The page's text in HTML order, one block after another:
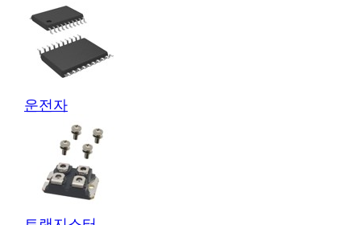
운전자